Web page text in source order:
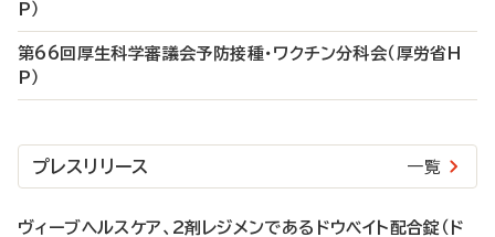
P）
第66回厚生科学審議会予防接種・ワクチン分科会（厚労省H
P）
プレスリリース 一覧
ヴィーブヘルスケア、2剤レジメンであるドウベイト配合錠（ド